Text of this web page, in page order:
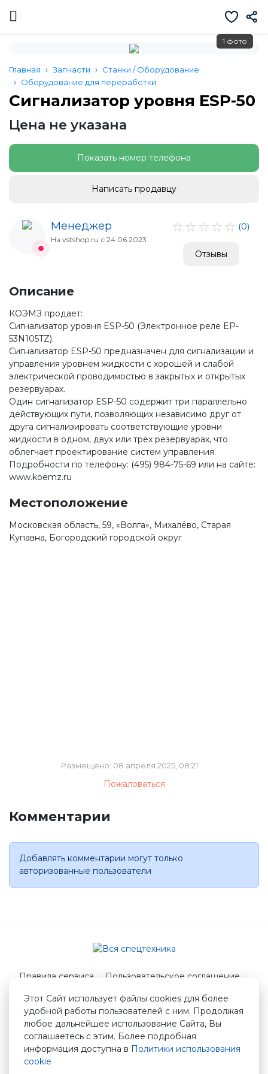
1 фото
Главная Запчасти
Станки / Оборудование
Оборудование для переработки
Сигнализатор уровня ESP-50
Цена не указана
Показать номер телефона
Написать продавцу
Менеджер
На vstshop.ru с 24.06.2023
(0)
Отзывы
Описание
КОЭМЗ продает:
Сигнализатор уровня ESP-50 (Электронное реле EP-
53N105TZ).
Сигнализатор ESP-50 предназначен для сигнализации и
управления уровнем жидкости с хорошей и слабой
электрической проводимостью в закрытых и открытых
резервуарах.
Один сигнализатор ESP-50 содержит три параллельно
действующих пути, позволяющих независимо друг от
друга сигнализировать соответствующие уровни
жидкости в одном, двух или трёх резервуарах, что
облегчает проектирование систем управления.
Подробности по телефону: (495) 984-75-69 или на сайте:
www.koemz.ru
Местоположение
Московская область, 59, «Волга», Михалёво, Старая
Купавна, Богородский городской округ
Размещено: 08 апреля 2025, 08:21
Пожаловаться
Комментарии
Добавлять комментарии могут только
авторизованные пользователи
Этот Сайт использует файлы cookies для более
удобной работы пользователей с ним. Продолжая
любое дальнейшее использование Сайта, Вы
соглашаетесь с этим. Более подробная
информация доступна в Политики использования
cookie
Правила сервиса
Пользовательское соглашение
© 2026 Вся спецтехника
info@vstshop.ru